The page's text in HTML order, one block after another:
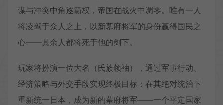
谋与冲突中角逐霸权，帝国在战火中凋零。唯有一人
将凌驾于众人之上，以新幕府将军的身份赢得国民之
心——其余人都将死于他的剑下。
玩家将扮演一位大名（氏族领袖），通过军事行动、
经济策略与外交手段实现终极目标：在其绝对统治下
重新统一日本，成为新的幕府将军——一个平定国家